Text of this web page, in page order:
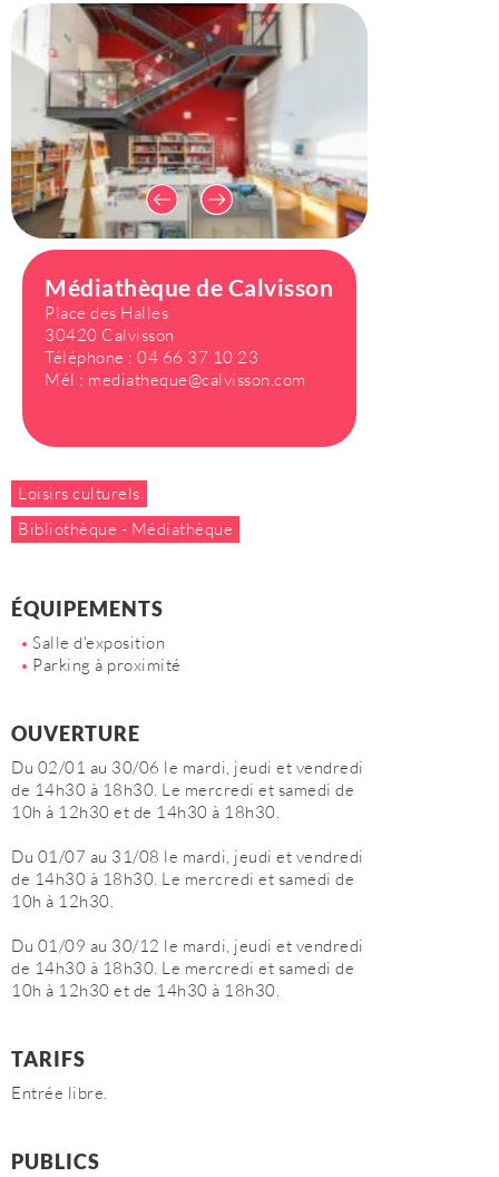
Médiathèque de Calvisson
Place des Halles
30420 Calvisson
Téléphone : 04 66 37 10 23
Mél : mediatheque@calvisson.com
Loisirs culturels
Bibliothèque - Médiathèque
ÉQUIPEMENTS
Salle d'exposition
Parking à proximité
OUVERTURE
Du 02/01 au 30/06 le mardi, jeudi et vendredi
de 14h30 à 18h30. Le mercredi et samedi de
10h à 12h30 et de 14h30 à 18h30.
Du 01/07 au 31/08 le mardi, jeudi et vendredi
de 14h30 à 18h30. Le mercredi et samedi de
10h à 12h30.
Du 01/09 au 30/12 le mardi, jeudi et vendredi
de 14h30 à 18h30. Le mercredi et samedi de
10h à 12h30 et de 14h30 à 18h30.
TARIFS
Entrée libre.
PUBLICS